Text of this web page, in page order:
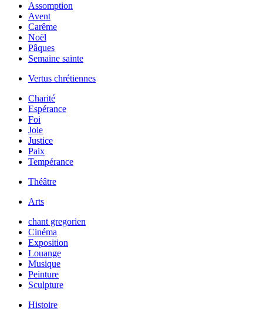
Assomption
Avent
Carême
Noël
Pâques
Semaine sainte
Vertus chrétiennes
Charité
Espérance
Foi
Joie
Justice
Paix
Tempérance
Théâtre
Arts
chant gregorien
Cinéma
Exposition
Louange
Musique
Peinture
Sculpture
Histoire